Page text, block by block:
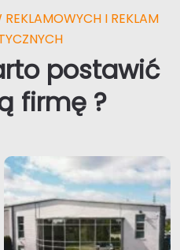
I REKLAM
postawić
firmę ?